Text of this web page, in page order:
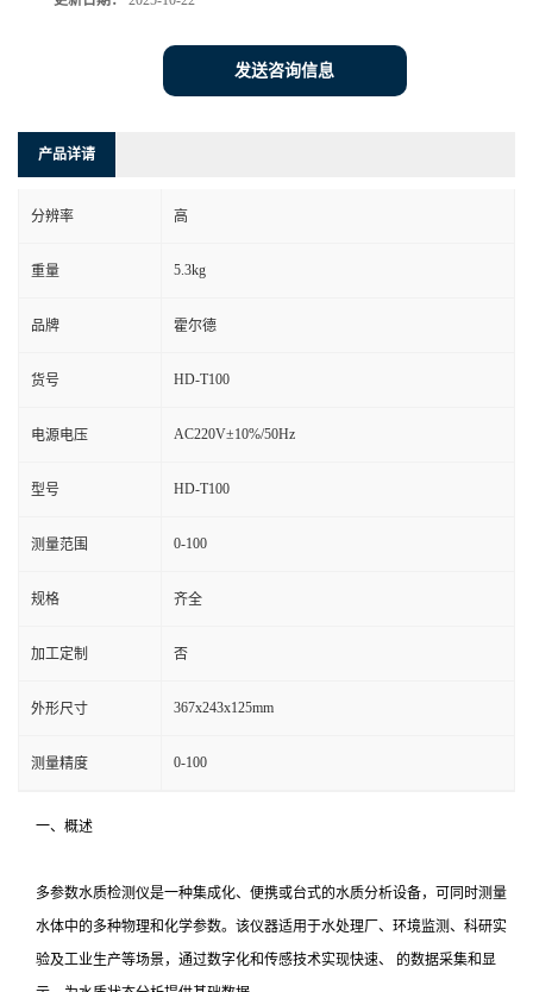
发送咨询信息
产品详请
分辨率 高
重量 5.3kg
品牌 霍尔德
货号 HD-T100
电源电压 AC220V±10%/50Hz
型号 HD-T100
测量范围 0-100
规格 齐全
加工定制 否
外形尺寸 367x243x125mm
测量精度 0-100
一、概述
多参数水质检测仪是一种集成化、便携或台式的水质分析设备，可同时测量
水体中的多种物理和化学参数。该仪器适用于水处理厂、环境监测、科研实
验及工业生产等场景，通过数字化和传感技术实现快速、 的数据采集和显